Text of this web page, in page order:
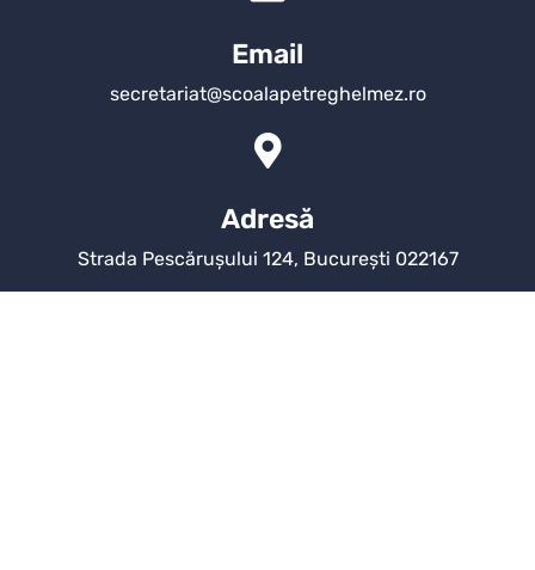
Email
secretariat@scoalapetreghelmez.ro
Adresă
Strada Pescărușului 124, București 022167